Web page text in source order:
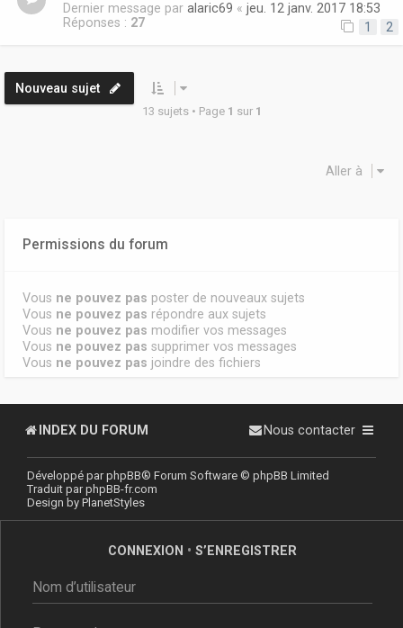
Dernier message par alaric69 « jeu. 12 janv. 2017 18:53
Réponses : 27 1 2
Nouveau sujet
13 sujets • Page 1 sur 1
Aller à
Permissions du forum
Vous ne pouvez pas poster de nouveaux sujets
Vous ne pouvez pas répondre aux sujets
Vous ne pouvez pas modifier vos messages
Vous ne pouvez pas supprimer vos messages
Vous ne pouvez pas joindre des fichiers
INDEX DU FORUM Nous contacter
Développé parphpBB® Forum Software © phpBB Limited
Traduit parphpBB-fr.com
Design by PlanetStyles
CONNEXION • S’ENREGISTRER